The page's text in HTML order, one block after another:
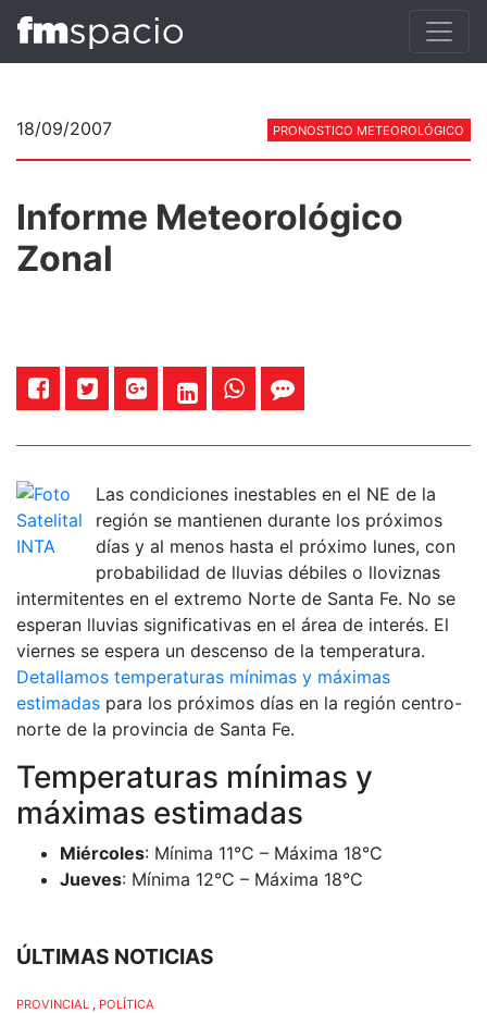
18/09/2007 PRONOSTICO METEOROLÓGICO
Informe Meteorológico
Zonal
Las condiciones inestables en el NE de la
región se mantienen durante los próximos
días y al menos hasta el próximo lunes, con
probabilidad de lluvias débiles o lloviznas
intermitentes en el extremo Norte de Santa Fe. No se
esperan lluvias significativas en el área de interés. El
viernes se espera un descenso de la temperatura.
Detallamos temperaturas mínimas y máximas
estimadas para los próximos días en la región centro-
norte de la provincia de Santa Fe.
Temperaturas mínimas y
máximas estimadas
Miércoles: Mínima 11°C – Máxima 18°C
Jueves: Mínima 12°C – Máxima 18°C
ÚLTIMAS NOTICIAS
PROVINCIAL , POLÍTICA